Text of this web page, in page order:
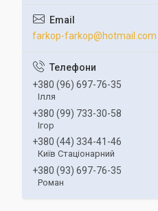
farkop-farkop@hotmail.com
+380 (96) 697-76-35
Ілля
+380 (99) 733-30-58
Ігор
+380 (44) 334-41-46
Київ Стаціонарний
+380 (93) 697-76-35
Роман